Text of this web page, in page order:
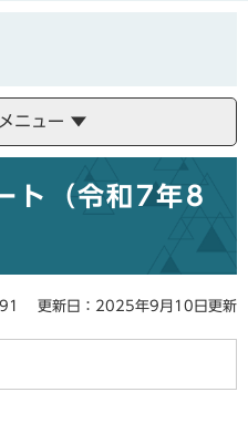
ニュー
ト（令和7年8
更新日：2025年9月10日更新